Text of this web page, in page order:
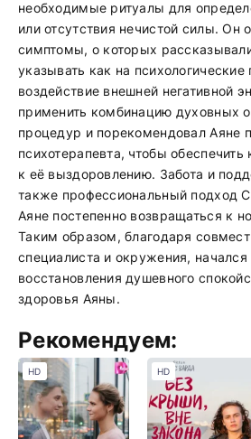
необходимые ритуалы для
или отсутствия нечистой силы. Он
симптомы, о которых
указывать как на
воздействие внешней негативной
применить комбинацию духовных
процедур и порекомендовал Аяне
психотерапевта, чтобы
к её выздоровлению. Забота и
также профессиональный подход
Аяне постепенно возвращаться к
Таким образом, благодаря
специалиста и окружения, начался
восстановления душевного
здоровья Аяны.
Рекомендуем:
HD HD